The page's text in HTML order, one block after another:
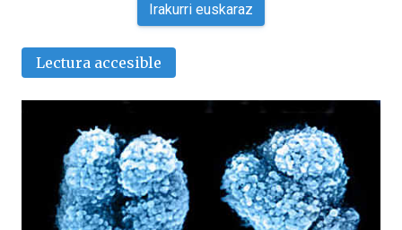
Irakurri euskaraz
Lectura accesible